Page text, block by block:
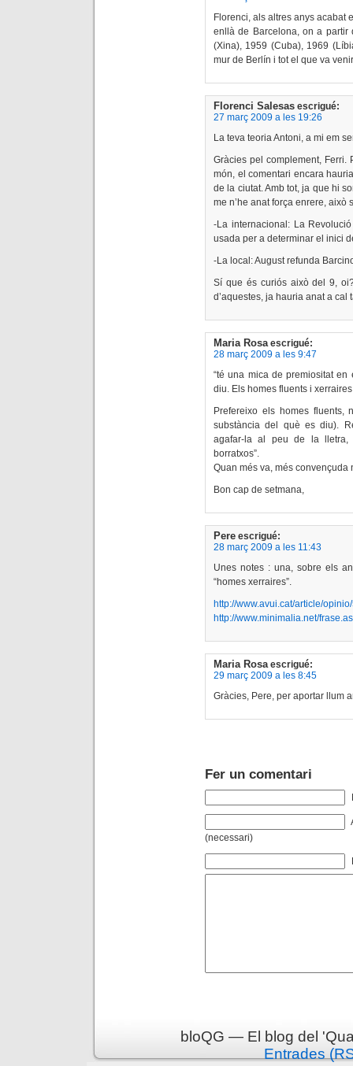
Florenci, als altres anys acabat
enllà de Barcelona, on a
(Xina), 1959 (Cuba), 1969
mur de Berlín i tot el que va
Florenci Salesas escrigué:
27 març 2009 a les 19:26
La teva teoria Antoni, a mi em
Gràcies pel complement,
món, el comentari encara
de la ciutat. Amb tot, ja que hi
me n’he anat força enrere, això
-La internacional: La
usada per a determinar el inici
-La local: August refunda
Sí que és curiós això del 9,
d’aquestes, ja hauria anat a cal
Maria Rosa escrigué:
28 març 2009 a les 9:47
“té una mica de premiositat
diu. Els homes fluents i xerraires
Prefereixo els homes
substància del què es diu).
agafar-la al peu de la lletra,
borratxos”.
Quan més va, més convençuda
Bon cap de setmana,
Pere escrigué:
28 març 2009 a les 11:43
Unes notes : una, sobre els
“homes xerraires”.
http://www.avui.cat/article/
http://www.minimalia.net/
Maria Rosa escrigué:
29 març 2009 a les 8:45
Gràcies, Pere, per aportar llum
Fer un comentari
(necessari)
bloQG — El blog del
Entrades